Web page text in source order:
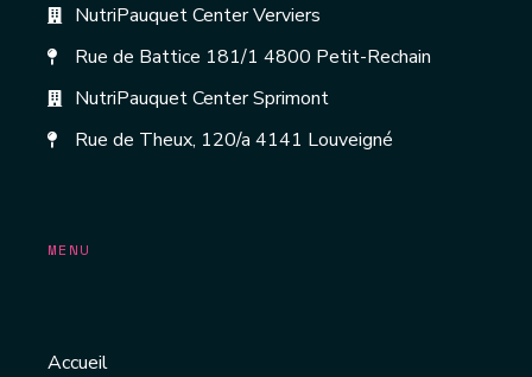
NutriPauquet Center Verviers
Rue de Battice 181/1 4800 Petit-Rechain
NutriPauquet Center Sprimont
Rue de Theux, 120/a 4141 Louveigné
MENU
Accueil